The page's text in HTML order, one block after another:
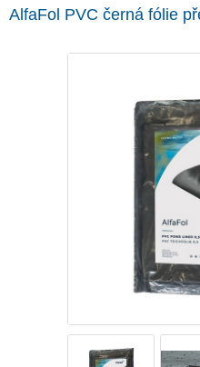
AlfaFol PVC černá fólie